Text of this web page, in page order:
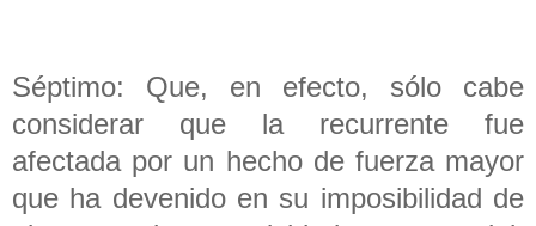
Séptimo: Que, en efecto, sólo cabe
considerar que la recurrente fue
afectada por un hecho de fuerza mayor
que ha devenido en su imposibilidad de